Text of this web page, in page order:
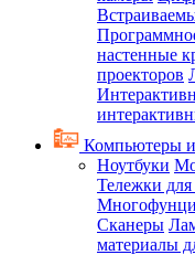
настенные
проекторов
Компьютеры и
Ноутбуки
Тележки для
Сканеры
материалы